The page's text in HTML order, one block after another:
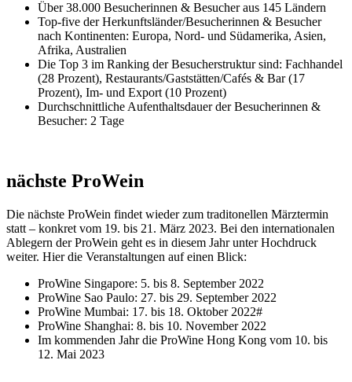
Über 38.000 Besucherinnen & Besucher aus 145 Ländern
Top-five der Herkunftsländer/Besucherinnen & Besucher
nach Kontinenten: Europa, Nord- und Südamerika, Asien,
Afrika, Australien
Die Top 3 im Ranking der Besucherstruktur sind: Fachhandel
(28 Prozent), Restaurants/Gaststätten/Cafés & Bar (17
Prozent), Im- und Export (10 Prozent)
Durchschnittliche Aufenthaltsdauer der Besucherinnen &
Besucher: 2 Tage
nächste ProWein
Die nächste ProWein findet wieder zum traditonellen Märztermin
statt – konkret vom 19. bis 21. März 2023. Bei den internationalen
Ablegern der ProWein geht es in diesem Jahr unter Hochdruck
weiter. Hier die Veranstaltungen auf einen Blick:
ProWine Singapore: 5. bis 8. September 2022
ProWine Sao Paulo: 27. bis 29. September 2022
ProWine Mumbai: 17. bis 18. Oktober 2022#
ProWine Shanghai: 8. bis 10. November 2022
Im kommenden Jahr die ProWine Hong Kong vom 10. bis
12. Mai 2023